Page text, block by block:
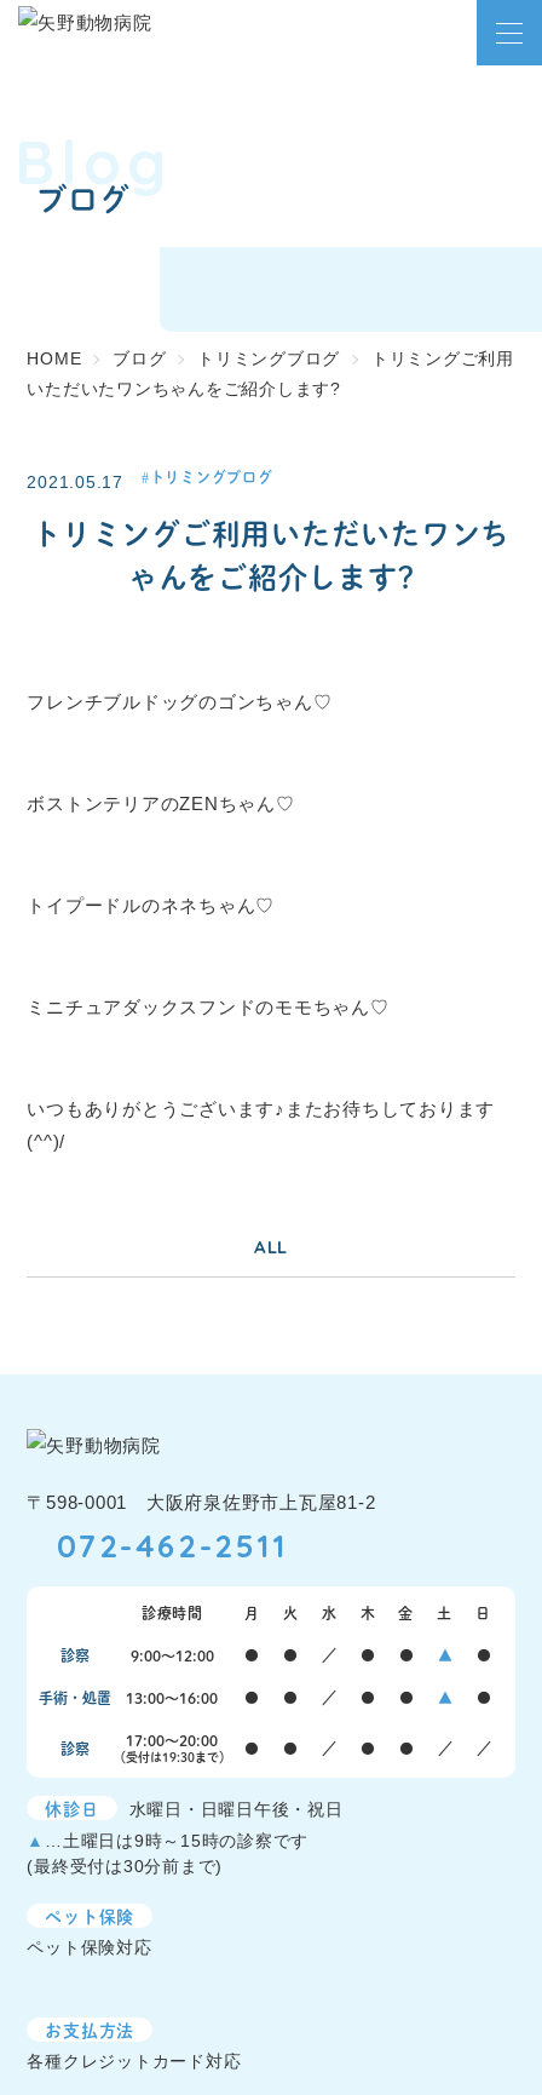
ブログ
Blog
HOME ブログ トリミングブログ
トリミングご利用
いただいたワンちゃんをご紹介します?
2021.05.17 トリミングブログ
トリミングご利用いただいたワンち
ゃんをご紹介します?
フレンチブルドッグのゴンちゃん♡
ボストンテリアのZENちゃん♡
トイプードルのネネちゃん♡
ミニチュアダックスフンドのモモちゃん♡
いつもありがとうございます♪またお待ちしております
(^^)/
ALL
〒598-0001 大阪府泉佐野市上瓦屋81-2
072-462-2511
診療時間 月 火 水 木 金 土 日
診察 9:00〜12:00 ● ● ／ ● ● ▲ ●
手術・処置 13:00〜16:00 ● ● ／ ● ● ▲ ●
診察 17:00〜20:00
（受付は19:30まで） ● ● ／ ● ● ／ ／
休診日
水曜日・日曜日午後・祝日
▲
…土曜日は9時～15時の診察です
(最終受付は30分前まで)
ペット保険
ペット保険対応
お支払方法
各種クレジットカード対応